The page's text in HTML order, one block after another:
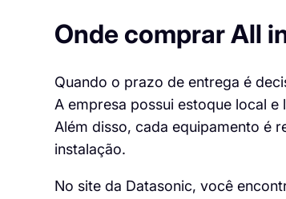
Onde comprar All
Quando o prazo de entrega é
A empresa possui estoque local
Além disso, cada equipamento é
instalação.
No site da Datasonic, você